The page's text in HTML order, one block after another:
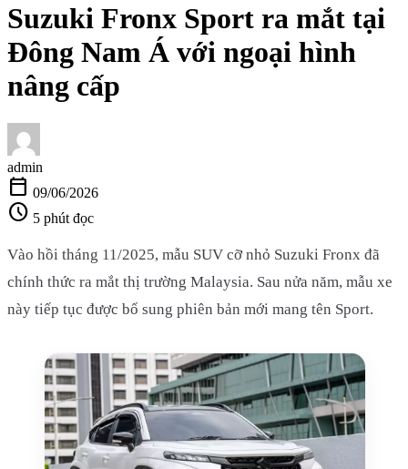
Suzuki Fronx Sport ra mắt tại
Đông Nam Á với ngoại hình
nâng cấp
admin
calendar_today 09/06/2026
schedule 5 phút đọc
Vào hồi tháng 11/2025, mẫu SUV cỡ nhỏ Suzuki Fronx đã
chính thức ra mắt thị trường Malaysia. Sau nửa năm, mẫu xe
này tiếp tục được bổ sung phiên bản mới mang tên Sport.